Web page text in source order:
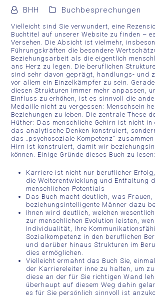
BHH Buchbesprechungen
Vielleicht sind Sie verwundert, eine
Buchtitel auf unserer Website zu finden –
Versehen. Die Absicht ist vielmehr,
Führungskräften die besondere
Beziehungsarbeit als die eigentlich
ans Herz zu legen. Die beruflichen
sind sehr davon geprägt, handlungs- und
vor allem ein Einzelkämpfer zu sein.
diesen Strukturen immer mehr anpassen,
Einfluss zu erhöhen, ist es sinnvoll die
Medaille nicht zu vergessen: Menschsein
Beziehungen zu leben. Die zentrale These
Hüther: Das menschliche Gehirn ist nicht
das analytische Denken konstruiert,
das „psychosoziale Kompetenz“
Hirn ist konstruiert, damit wir
können. Einige Gründe dieses Buch zu lesen:
Karriere ist nicht nur beruflicher
die Weiterentwicklung und Entfaltung
menschlichen Potentials
Das Buch macht deutlich, was
beziehungsintelligente Männer dazu
Ihnen wird deutlich, welchen
zur menschlichen Evolution leisten,
Individualität, Ihre
Sozialkompetenz in den beruflichen
und darüber hinaus Strukturen im
dies ermöglichen.
Vielleicht ermahnt das Buch Sie,
der Karriereleiter inne zu halten, um
diese an der für Sie richtigen Wand
überhaupt auf diesem Weg dahin
es für Sie persönlich sinnvoll ist